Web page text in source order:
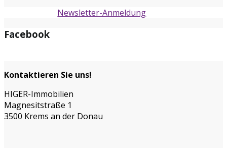
Newsletter-Anmeldung
Facebook
Kontaktieren Sie uns!
HIGER-Immobilien
Magnesitstraße 1
3500 Krems an der Donau